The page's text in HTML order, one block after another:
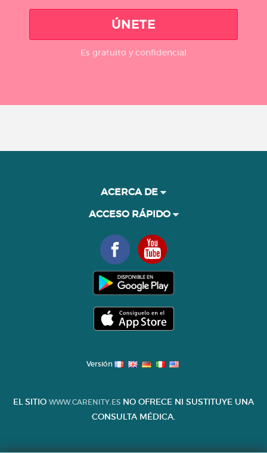
ÚNETE
Es gratuito y confidencial
ACERCA DE
ACCESO RÁPIDO
Versión
EL SITIO WWW.CARENITY.ES NO OFRECE NI SUSTITUYE UNA
CONSULTA MÉDICA.